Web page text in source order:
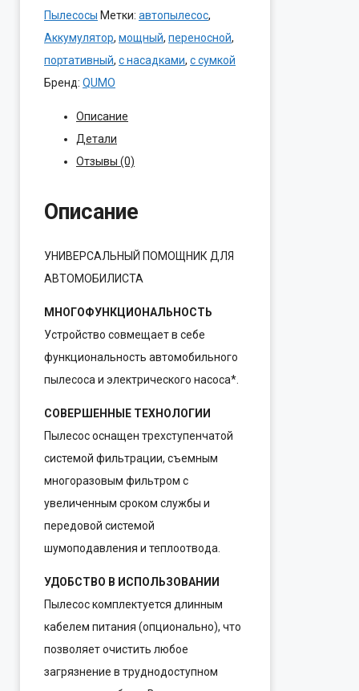
Авто-
Пылесос
QUMO
VaccoPM
Акам/3Насад
Пылесосы Метки: автопылесос,
Аккумулятор, мощный, переносной,
портативный, с насадками, с сумкой
Бренд: QUMO
Описание
Детали
Отзывы (0)
Описание
УНИВЕРСАЛЬНЫЙ ПОМОЩНИК ДЛЯ
АВТОМОБИЛИСТА
МНОГОФУНКЦИОНАЛЬНОСТЬ
Устройство совмещает в себе
функциональность автомобильного
пылесоса и электрического насоса*.
СОВЕРШЕННЫЕ ТЕХНОЛОГИИ
Пылесос оснащен трехступенчатой
системой фильтрации, съемным
многоразовым фильтром с
увеличенным сроком службы и
передовой системой
шумоподавления и теплоотвода.
УДОБСТВО В ИСПОЛЬЗОВАНИИ
Пылесос комплектуется длинным
кабелем питания (опционально), что
позволяет очистить любое
загрязнение в труднодоступном